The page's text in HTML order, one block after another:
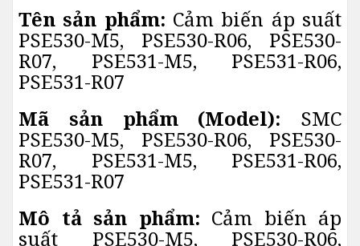
Tên sản phẩm: Cảm biến áp suất
PSE530-M5, PSE530-R06, PSE530-
R07, PSE531-M5, PSE531-R06,
PSE531-R07
Mã sản phẩm (Model): SMC
PSE530-M5, PSE530-R06, PSE530-
R07, PSE531-M5, PSE531-R06,
PSE531-R07
Mô tả sản phẩm: Cảm biến áp
suất PSE530-M5, PSE530-R06,